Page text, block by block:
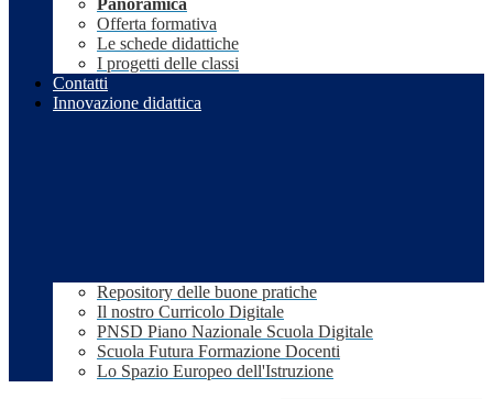
Panoramica
Offerta formativa
Le schede didattiche
I progetti delle classi
Contatti
Innovazione didattica
Repository delle buone pratiche
Il nostro Curricolo Digitale
PNSD Piano Nazionale Scuola Digitale
Scuola Futura Formazione Docenti
Lo Spazio Europeo dell'Istruzione